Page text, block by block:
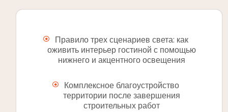
Правило трех сценариев света: как
оживить интерьер гостиной с помощью
нижнего и акцентного освещения
Комплексное благоустройство
территории после завершения
строительных работ